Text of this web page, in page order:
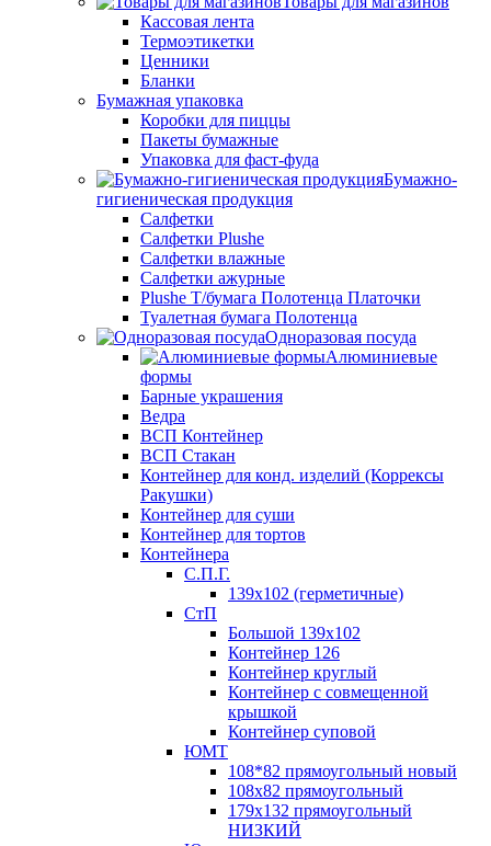
Кассовая лента
Термоэтикетки
Ценники
Бланки
Бумажная упаковка
Коробки для пиццы
Пакеты бумажные
Упаковка для фаст-фуда
Бумажно-
гигиеническая продукция
Салфетки
Салфетки Plushe
Салфетки влажные
Салфетки ажурные
Plushe Т/бумага Полотенца Платочки
Туалетная бумага Полотенца
Одноразовая посуда
Алюминиевые
формы
Барные украшения
Ведра
ВСП Контейнер
ВСП Стакан
Контейнер для конд. изделий (Коррексы
Ракушки)
Контейнер для суши
Контейнер для тортов
Контейнера
С.П.Г.
139х102 (герметичные)
СтП
Большой 139х102
Контейнер 126
Контейнер круглый
Контейнер с совмещенной
крышкой
Контейнер суповой
ЮМТ
108*82 прямоугольный новый
108х82 прямоугольный
179х132 прямоугольный
НИЗКИЙ